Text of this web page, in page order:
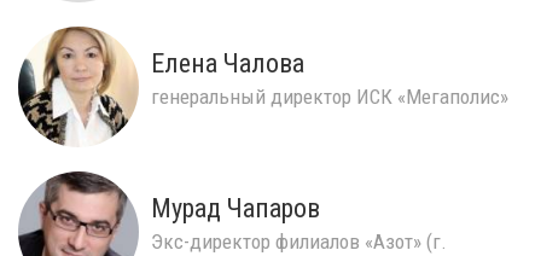
Елена Чалова
генеральный директор ИСК «Мегаполис»
Мурад Чапаров
Экс-директор филиалов «Азот» (г.